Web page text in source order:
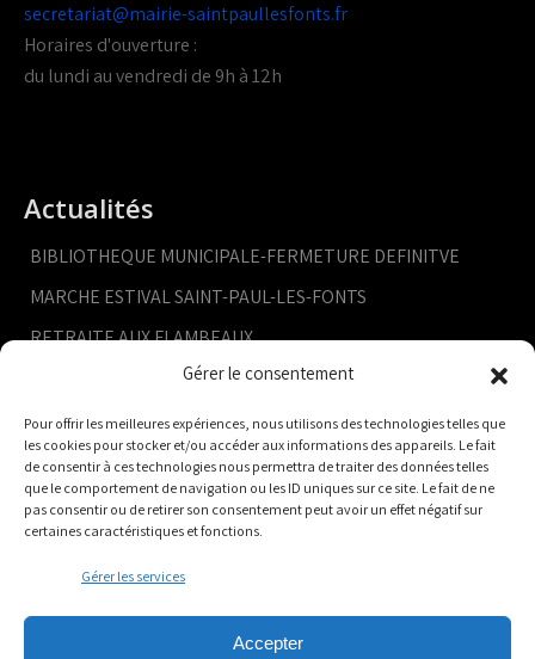
Gérer le consentement
Pour offrir les meilleures expériences, nous utilisons des technologies telles que
les cookies pour stocker et/ou accéder aux informations des appareils. Le fait
de consentir à ces technologies nous permettra de traiter des données telles
que le comportement de navigation ou les ID uniques sur ce site. Le fait de ne
pas consentir ou de retirer son consentement peut avoir un effet négatif sur
certaines caractéristiques et fonctions.
Gérer les services
Accepter
secretariat@mairie-saintpaullesfonts.fr
Horaires d'ouverture :
du lundi au vendredi de 9h à 12h
Actualités
BIBLIOTHEQUE MUNICIPALE-FERMETURE DEFINITVE
MARCHE ESTIVAL SAINT-PAUL-LES-FONTS
RETRAITE AUX FLAMBEAUX
CONSEIL MUNICIPAL- 9 JUILLET
CODEV- APPEL A CANDIDATURE